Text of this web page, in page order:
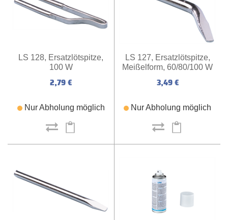
LS 128, Ersatzlötspitze,
100 W
2,79 €
Nur Abholung möglich
LS 127, Ersatzlötspitze,
Meißelform, 60/80/100 W
3,49 €
Nur Abholung möglich